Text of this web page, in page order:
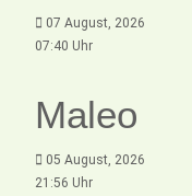
07 August, 2026
07:40 Uhr
Maleo
05 August, 2026
21:56 Uhr